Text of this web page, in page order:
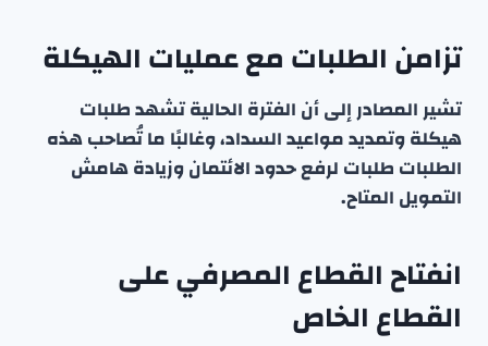
تزامن الطلبات مع عمليات الهيكلة
تشير المصادر إلى أن الفترة الحالية تشهد طلبات
هيكلة وتمديد مواعيد السداد، وغالبًا ما تُصاحب هذه
الطلبات طلبات لرفع حدود الائتمان وزيادة هامش
التمويل المتاح.
انفتاح القطاع المصرفي على
القطاع الخاص